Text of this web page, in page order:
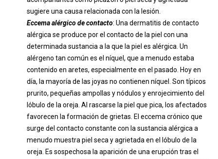
sugiere una causa relacionada con la lesión.
Eccema alérgico de contacto: Una dermatitis de contacto
alérgica se produce por el contacto de la piel con una
determinada sustancia a la que la piel es alérgica. Un
alérgeno tan común es el níquel, que a menudo estaba
contenido en aretes, especialmente en el pasado. Hoy en
día, la mayoría de las joyas no contienen níquel. Son típicos
prurito, pequeñas ampollas y nódulos y enrojecimiento del
lóbulo de la oreja. Al rascarse la piel que pica, los afectados
favorecen la formación de grietas. El eccema crónico que
surge del contacto constante con la sustancia alérgica a
menudo muestra piel seca y agrietada en el lóbulo de la
oreja. Es sospechosa la aparición de una erupción tras el